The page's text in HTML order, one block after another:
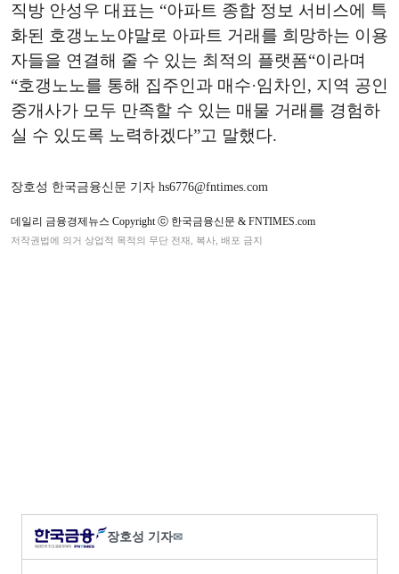
직방 안성우 대표는 “아파트 종합 정보 서비스에 특
화된 호갱노노야말로 아파트 거래를 희망하는 이용
자들을 연결해 줄 수 있는 최적의 플랫폼“이라며
“호갱노노를 통해 집주인과 매수·임차인, 지역 공인
중개사가 모두 만족할 수 있는 매물 거래를 경험하
실 수 있도록 노력하겠다”고 말했다.
장호성 한국금융신문 기자 hs6776@fntimes.com
데일리 금융경제뉴스 Copyright ⓒ 한국금융신문 & FNTIMES.com
저작권법에 의거 상업적 목적의 무단 전재, 복사, 배포 금지
장호성 기자✉